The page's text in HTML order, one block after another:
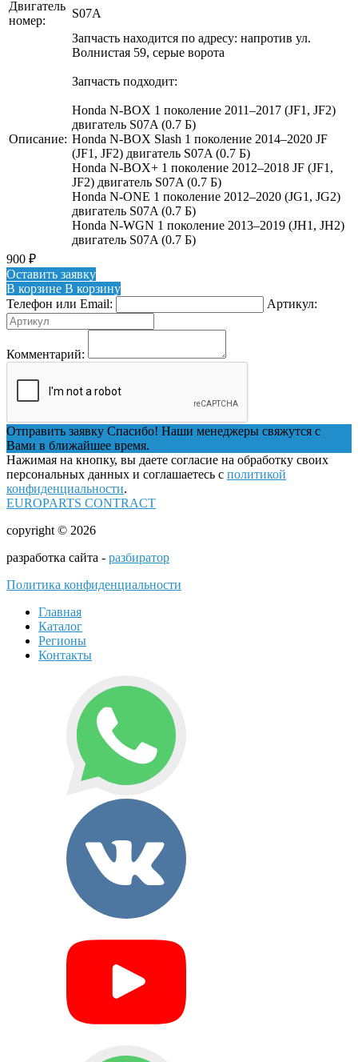
Двигатель
номер:
S07A
Описание:
Запчасть находится по адресу: напротив ул.
Волнистая 59, серые ворота
Запчасть подходит:
Honda N-BOX 1 поколение 2011–2017 (JF1, JF2)
двигатель S07A (0.7 Б)
Honda N-BOX Slash 1 поколение 2014–2020 JF
(JF1, JF2) двигатель S07A (0.7 Б)
Honda N-BOX+ 1 поколение 2012–2018 JF (JF1,
JF2) двигатель S07A (0.7 Б)
Honda N-ONE 1 поколение 2012–2020 (JG1, JG2)
двигатель S07A (0.7 Б)
Honda N-WGN 1 поколение 2013–2019 (JH1, JH2)
двигатель S07A (0.7 Б)
900 ₽
Оставить заявку
В корзине В корзину
Телефон или Email:
Артикул:
Комментарий:
Отправить заявку Спасибо! Наши менеджеры свяжутся с
Вами в ближайшее время.
Нажимая на кнопку, вы даете согласие на обработку своих
персональных данных и соглашаетесь с политикой
конфиденциальности.
EUROPARTS CONTRACT
copyright © 2026
разработка сайта - разбиратор
Политика конфиденциальности
Главная
Каталог
Регионы
Контакты